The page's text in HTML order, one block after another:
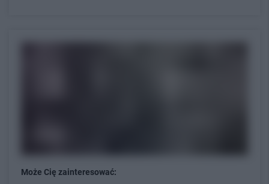
Może Cię zainteresować: